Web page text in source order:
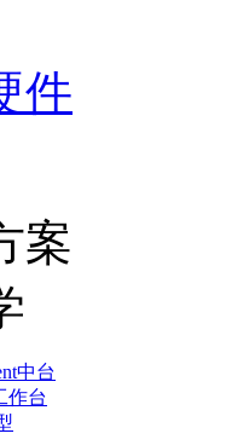
件
案
中台
作台